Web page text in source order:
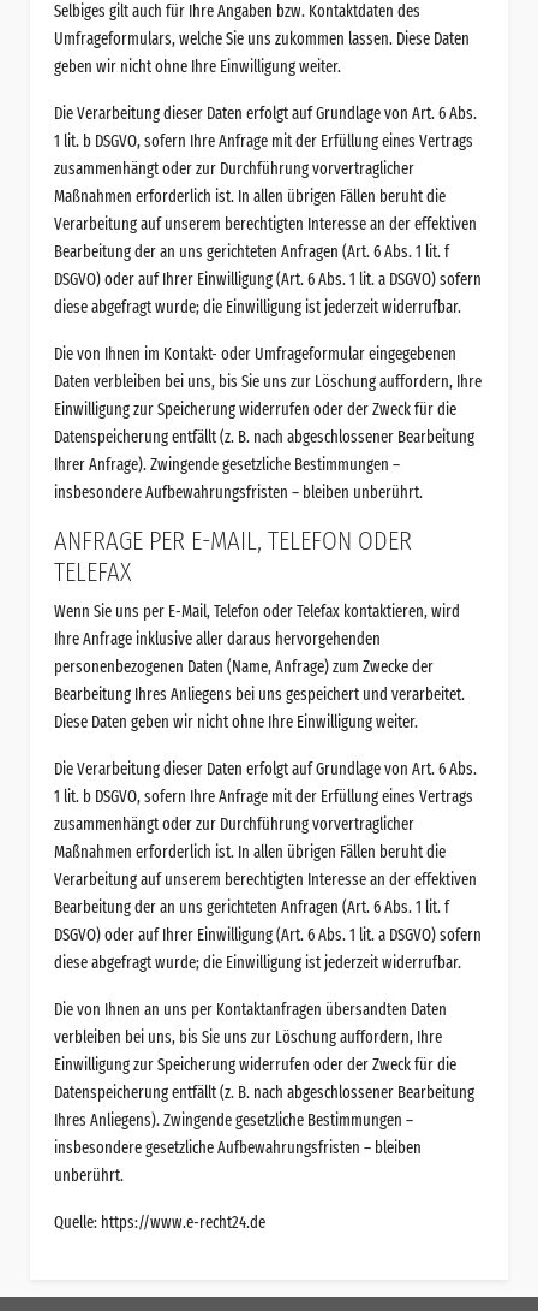
Selbiges gilt auch für Ihre Angaben bzw. Kontaktdaten des
Umfrageformulars, welche Sie uns zukommen lassen. Diese Daten
geben wir nicht ohne Ihre Einwilligung weiter.
Die Verarbeitung dieser Daten erfolgt auf Grundlage von Art. 6 Abs.
1 lit. b DSGVO, sofern Ihre Anfrage mit der Erfüllung eines Vertrags
zusammenhängt oder zur Durchführung vorvertraglicher
Maßnahmen erforderlich ist. In allen übrigen Fällen beruht die
Verarbeitung auf unserem berechtigten Interesse an der effektiven
Bearbeitung der an uns gerichteten Anfragen (Art. 6 Abs. 1 lit. f
DSGVO) oder auf Ihrer Einwilligung (Art. 6 Abs. 1 lit. a DSGVO) sofern
diese abgefragt wurde; die Einwilligung ist jederzeit widerrufbar.
Die von Ihnen im Kontakt- oder Umfrageformular eingegebenen
Daten verbleiben bei uns, bis Sie uns zur Löschung auffordern, Ihre
Einwilligung zur Speicherung widerrufen oder der Zweck für die
Datenspeicherung entfällt (z. B. nach abgeschlossener Bearbeitung
Ihrer Anfrage). Zwingende gesetzliche Bestimmungen –
insbesondere Aufbewahrungsfristen – bleiben unberührt.
ANFRAGE PER E-MAIL, TELEFON ODER
TELEFAX
Wenn Sie uns per E-Mail, Telefon oder Telefax kontaktieren, wird
Ihre Anfrage inklusive aller daraus hervorgehenden
personenbezogenen Daten (Name, Anfrage) zum Zwecke der
Bearbeitung Ihres Anliegens bei uns gespeichert und verarbeitet.
Diese Daten geben wir nicht ohne Ihre Einwilligung weiter.
Die Verarbeitung dieser Daten erfolgt auf Grundlage von Art. 6 Abs.
1 lit. b DSGVO, sofern Ihre Anfrage mit der Erfüllung eines Vertrags
zusammenhängt oder zur Durchführung vorvertraglicher
Maßnahmen erforderlich ist. In allen übrigen Fällen beruht die
Verarbeitung auf unserem berechtigten Interesse an der effektiven
Bearbeitung der an uns gerichteten Anfragen (Art. 6 Abs. 1 lit. f
DSGVO) oder auf Ihrer Einwilligung (Art. 6 Abs. 1 lit. a DSGVO) sofern
diese abgefragt wurde; die Einwilligung ist jederzeit widerrufbar.
Die von Ihnen an uns per Kontaktanfragen übersandten Daten
verbleiben bei uns, bis Sie uns zur Löschung auffordern, Ihre
Einwilligung zur Speicherung widerrufen oder der Zweck für die
Datenspeicherung entfällt (z. B. nach abgeschlossener Bearbeitung
Ihres Anliegens). Zwingende gesetzliche Bestimmungen –
insbesondere gesetzliche Aufbewahrungsfristen – bleiben
unberührt.
Quelle: https://www.e-recht24.de